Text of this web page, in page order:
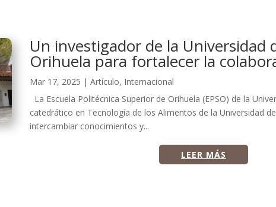
Un investigador de la Universidad
Orihuela para fortalecer la
Mar 17, 2025 |Artículo, Internacional
La Escuela Politécnica Superior de Orihuela (EPSO) de la
catedrático en Tecnología de los Alimentos de la Universidad
intercambiar conocimientos y...
LEER MÁS